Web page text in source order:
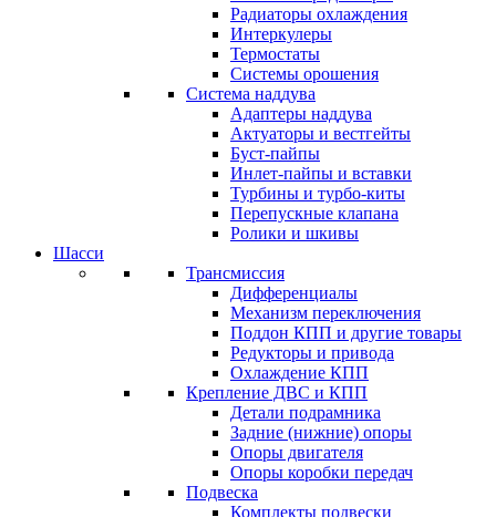
Радиаторы охлаждения
Интеркулеры
Термостаты
Системы орошения
Система наддува
Адаптеры наддува
Актуаторы и вестгейты
Буст-пайпы
Инлет-пайпы и вставки
Турбины и турбо-киты
Перепускные клапана
Ролики и шкивы
Шасси
Трансмиссия
Дифференциалы
Механизм переключения
Поддон КПП и другие товары
Редукторы и привода
Охлаждение КПП
Крепление ДВС и КПП
Детали подрамника
Задние (нижние) опоры
Опоры двигателя
Опоры коробки передач
Подвеска
Комплекты подвески